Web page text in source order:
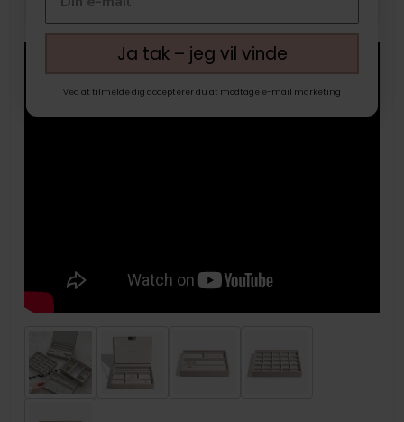
Ja tak – jeg vil vinde
Ved at tilmelde dig accepterer du at modtage e-mail marketing